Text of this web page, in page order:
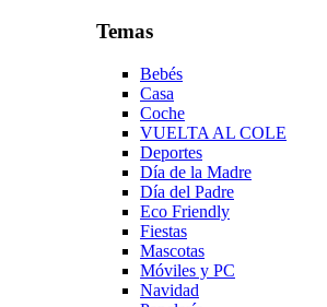
Temas
Bebés
Casa
Coche
VUELTA AL COLE
Deportes
Día de la Madre
Día del Padre
Eco Friendly
Fiestas
Mascotas
Móviles y PC
Navidad